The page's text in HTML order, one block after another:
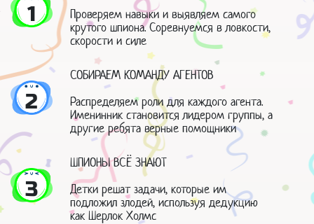
1
Проверяем навыки и выявляем самого
крутого шпиона. Соревнуемся в ловкости,
скорости и силе
2
СОБИРАЕМ КОМАНДУ АГЕНТОВ
Распределяем роли для каждого агента.
Именинник становится лидером группы, а
другие ребята верные помощники
3
ШПИОНЫ ВСЁ ЗНАЮТ
Детки решат задачи, которые им
подложил злодей, используя дедукцию
как Шерлок Холмс